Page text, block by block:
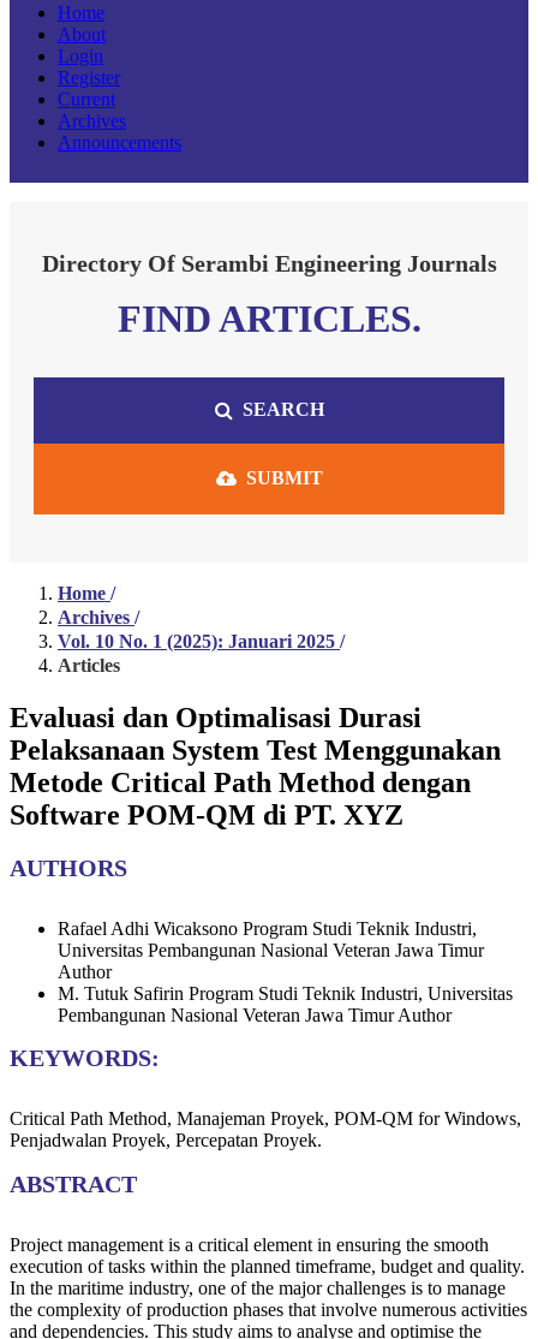
Home
About
Login
Register
Current
Archives
Announcements
Directory Of Serambi Engineering Journals
FIND ARTICLES.
SEARCH
SUBMIT
Home /
Archives /
Vol. 10 No. 1 (2025): Januari 2025 /
Articles
Evaluasi dan Optimalisasi Durasi
Pelaksanaan System Test Menggunakan
Metode Critical Path Method dengan
Software POM-QM di PT. XYZ
AUTHORS
Rafael Adhi Wicaksono Program Studi Teknik Industri,
Universitas Pembangunan Nasional Veteran Jawa Timur
Author
M. Tutuk Safirin Program Studi Teknik Industri, Universitas
Pembangunan Nasional Veteran Jawa TimurAuthor
KEYWORDS:
Critical Path Method, Manajeman Proyek, POM-QM for Windows,
Penjadwalan Proyek, Percepatan Proyek.
ABSTRACT
Project management is a critical element in ensuring the smooth
execution of tasks within the planned timeframe, budget and quality.
In the maritime industry, one of the major challenges is to manage
the complexity of production phases that involve numerous activities
and dependencies. This study aims to analyse and optimise the